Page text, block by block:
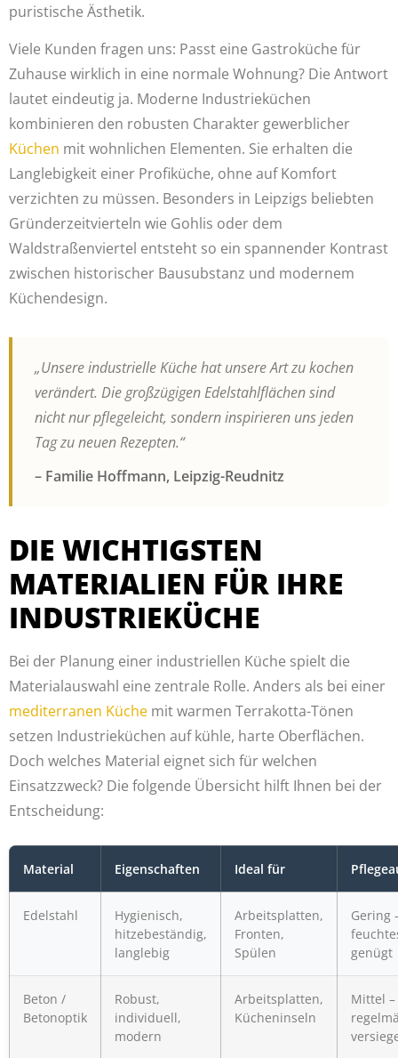
puristische Ästhetik.
Viele Kunden fragen uns: Passt eine Gastroküche für
Zuhause wirklich in eine normale Wohnung? Die Antwort
lautet eindeutig ja. Moderne Industrieküchen
kombinieren den robusten Charakter gewerblicher
Küchen mit wohnlichen Elementen. Sie erhalten die
Langlebigkeit einer Profiküche, ohne auf Komfort
verzichten zu müssen. Besonders in Leipzigs beliebten
Gründerzeitvierteln wie Gohlis oder dem
Waldstraßenviertel entsteht so ein spannender Kontrast
zwischen historischer Bausubstanz und modernem
Küchendesign.
„Unsere industrielle Küche hat unsere Art zu kochen
verändert. Die großzügigen Edelstahlflächen sind
nicht nur pflegeleicht, sondern inspirieren uns jeden
Tag zu neuen Rezepten.“
– Familie Hoffmann, Leipzig-Reudnitz
DIE WICHTIGSTEN
MATERIALIEN FÜR IHRE
INDUSTRIEKÜCHE
Bei der Planung einer industriellen Küche spielt die
Materialauswahl eine zentrale Rolle. Anders als bei einer
mediterranen Küche mit warmen Terrakotta-Tönen
setzen Industrieküchen auf kühle, harte Oberflächen.
Doch welches Material eignet sich für welchen
Einsatzzweck? Die folgende Übersicht hilft Ihnen bei der
Entscheidung:
Material Eigenschaften Ideal für
Edelstahl
Hygienisch,
hitzebeständig,
langlebig
Arbeitsplatten,
Fronten,
Spülen
Gering
genügt
Beton /
Betonoptik
Robust,
individuell,
modern
Arbeitsplatten,
Kücheninseln
Mittel –